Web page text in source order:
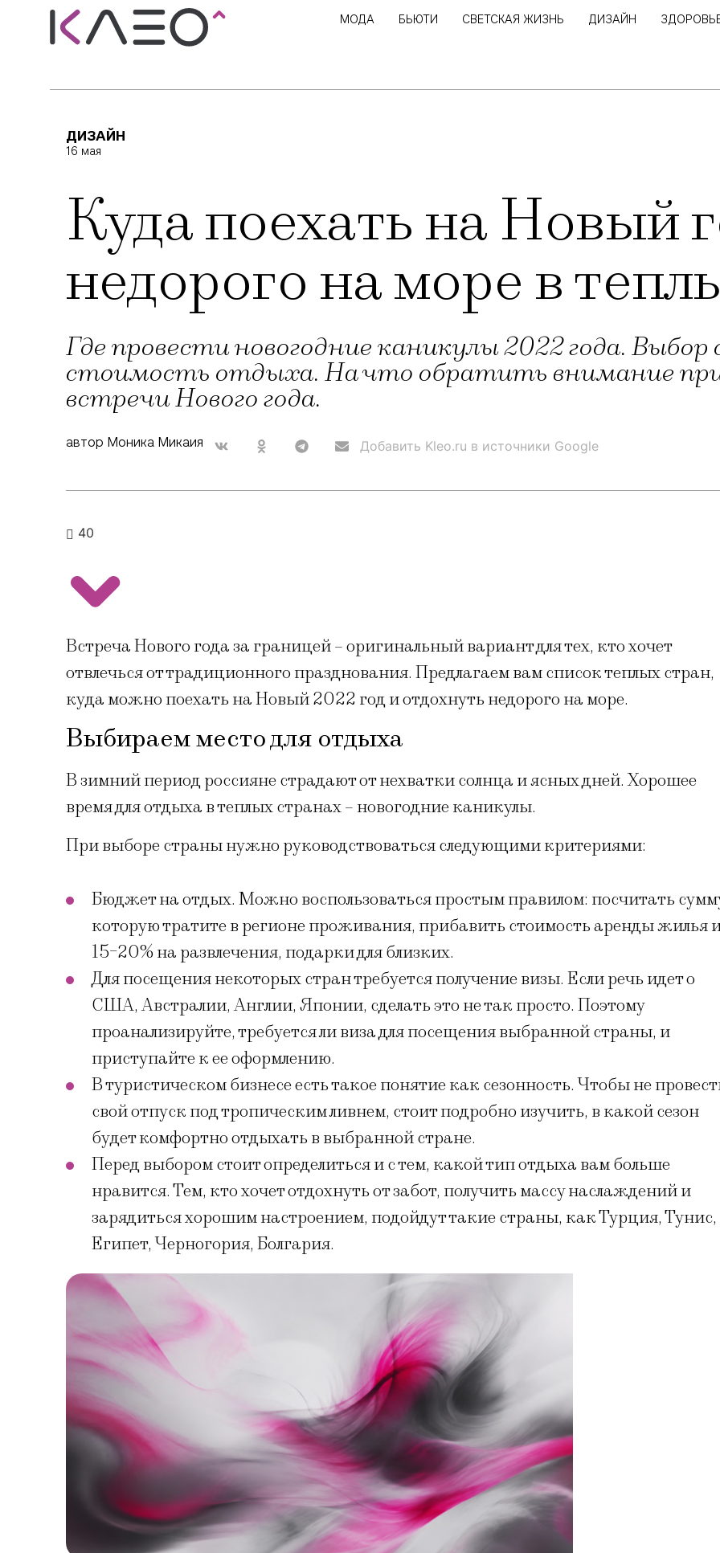
МОДА БЬЮТИ СВЕТСКАЯ ЖИЗНЬ ДИЗАЙН
ДИЗАЙН
16 мая
Куда поехать на Новый
недорого на море в
Где провести новогодние каникулы 2022 года.
стоимость отдыха. На что обратить внимание
встречи Нового года.
автор Моника Микаия Добавить Kleo.ru в источники Google
40
Встреча Нового года за границей – оригинальный вариант для тех, кто хочет
отвлечься от традиционного празднования. Предлагаем вам список теплых стран,
куда можно поехать на Новый 2022 год и отдохнуть недорого на море.
Выбираем место для отдыха
В зимний период россияне страдают от нехватки солнца и ясных дней. Хорошее
время для отдыха в теплых странах – новогодние каникулы.
При выборе страны нужно руководствоваться следующими критериями:
Бюджет на отдых. Можно воспользоваться простым правилом: посчитать
которую тратите в регионе проживания, прибавить стоимость аренды жилья
15-20% на развлечения, подарки для близких.
Для посещения некоторых стран требуется получение визы. Если речь идет о
США, Австралии, Англии, Японии, сделать это не так просто. Поэтому
проанализируйте, требуется ли виза для посещения выбранной страны, и
приступайте к ее оформлению.
В туристическом бизнесе есть такое понятие как сезонность. Чтобы не
свой отпуск под тропическим ливнем, стоит подробно изучить, в какой сезон
будет комфортно отдыхать в выбранной стране.
Перед выбором стоит определиться и с тем, какой тип отдыха вам больше
нравится. Тем, кто хочет отдохнуть от забот, получить массу наслаждений и
зарядиться хорошим настроением, подойдут такие страны, как Турция, Тунис,
Египет, Черногория, Болгария.